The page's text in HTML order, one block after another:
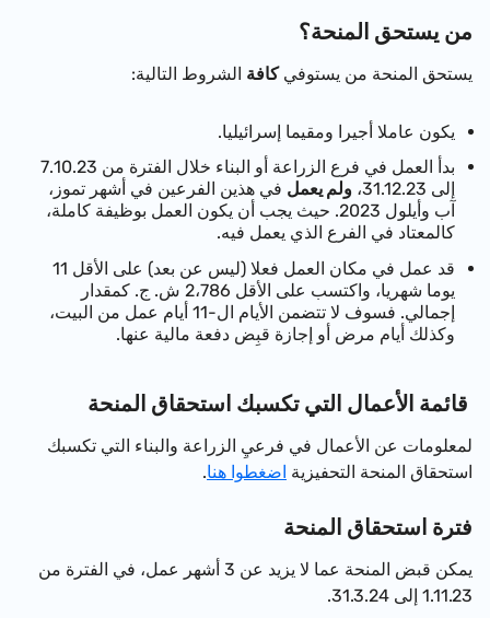
من يستحق المنحة؟
يستحق المنحة من يستوفيكافةالشروط التالية:
يكون عاملا أجيرا ومقيما إسرائيليا.
بدأ العمل في فرع الزراعة أو البناء خلال الفترة من 7.10.23
إلى 31.12.23،
ولم يعملفي هذين الفرعين في أشهر تموز،
آب وأيلول 2023. حيث يجب أن يكون العمل بوظيفة كاملة،
كالمعتاد في الفرع الذي يعمل فيه.
قد عمل في مكان العمل فعلا (ليس عن بعد) على الأقل 11
يوما شهريا، واكتسب على الأقل 2،786 ش. ج. كمقدار
إجمالي. فسوف لا تتضمن الأيام ال-11 أيام عمل من البيت،
وكذلك أيام مرض أو إجازة قبِض دفعة مالية عنها.
قائمة الأعمال التي تكسبك استحقاق المنحة
لمعلومات عن الأعمال في فرعيِ الزراعة والبناء التي تكسبك
استحقاق المنحة التحفيزيةاضغطوا هنا.
فترة استحقاق المنحة
يمكن قبض المنحة عما لا يزيد عن 3 أشهر عمل، في الفترة من
1.11.23 إلى 31.3.24.